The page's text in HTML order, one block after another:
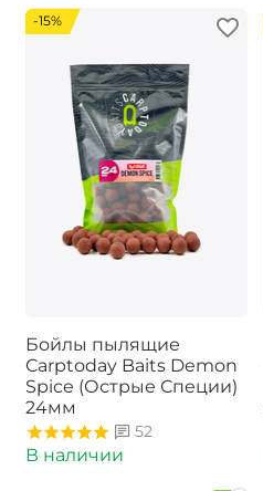
-15%
Бойлы пылящие
Carptoday Baits Demon
Spice (Острые Специи)
24мм
52
В наличии